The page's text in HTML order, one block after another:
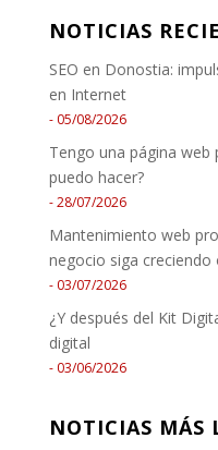
NOTICIAS
SEO en Donostia:
en Internet
05/08/2026
Tengo una página web
puedo hacer?
28/07/2026
Mantenimiento web
negocio siga creciendo
03/07/2026
¿Y después del Kit
digital
03/06/2026
NOTICIAS MÁS